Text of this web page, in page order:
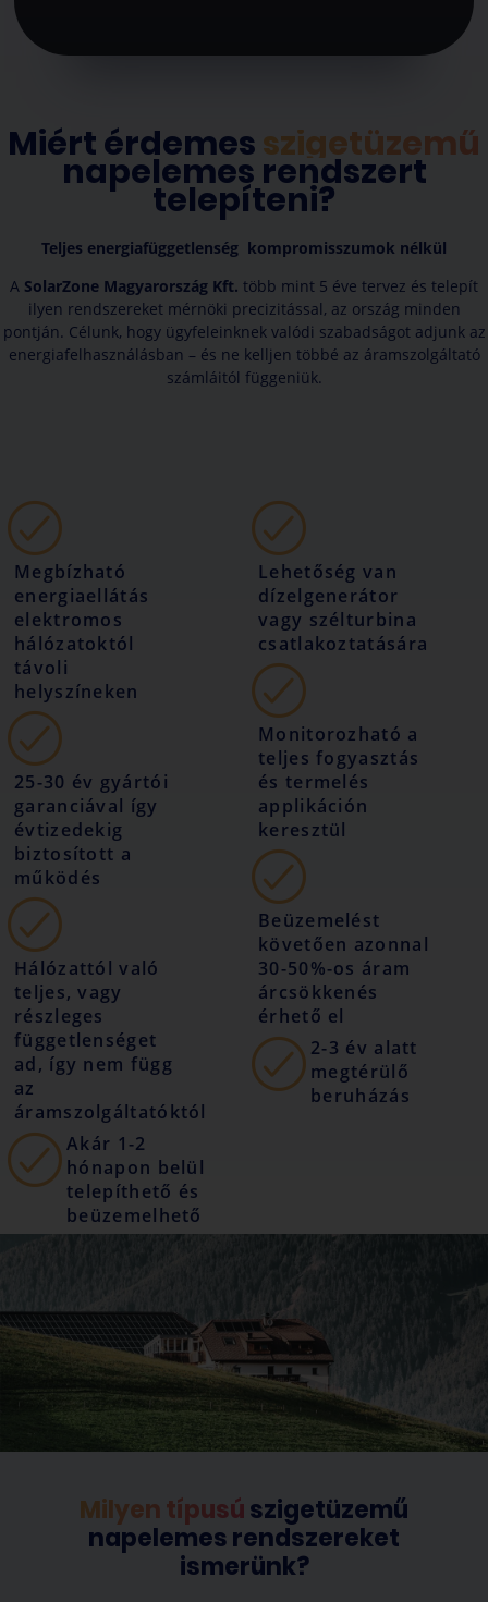
Miért érdemesszigetüzemű
napelemes rendszert
telepíteni?
Teljes energiafüggetlenség kompromisszumok nélkül
A SolarZone Magyarország Kft. több mint 5 éve tervez és telepít
ilyen rendszereket mérnöki precizitással, az ország minden
pontján. Célunk, hogy ügyfeleinknek valódi szabadságot adjunk az
energiafelhasználásban – és ne kelljen többé az áramszolgáltató
számláitól függeniük.
Megbízható
energiaellátás
elektromos
hálózatoktól
távoli
helyszíneken
25-30 év gyártói
garanciával így
évtizedekig
biztosított a
működés
Hálózattól való
teljes, vagy
részleges
függetlenséget
ad, így nem függ
az
áramszolgáltatóktól
Akár 1-2
hónapon belül
telepíthető és
beüzemelhető
Lehetőség van
dízelgenerátor
vagy szélturbina
csatlakoztatására
Monitorozható a
teljes fogyasztás
és termelés
applikáción
keresztül
Beüzemelést
követően azonnal
30-50%-os áram
árcsökkenés
érhető el
2-3 év alatt
megtérülő
beruházás
Milyen típusúszigetüzemű
napelemes rendszereket
ismerünk?